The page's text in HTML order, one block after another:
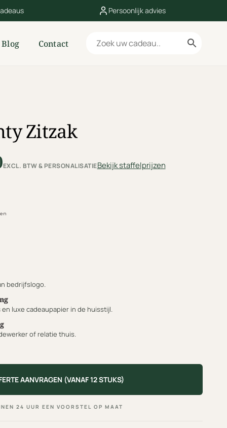
Persoonlijk advies
Blog Contact
Zitzak
EXCL. BTW & PERSONALISATIEBekijk staffelprijzen
bedrijfslogo.
luxe cadeaupapier in de huisstijl.
of relatie thuis.
AANVRAGEN (VANAF 12 STUKS)
24 UUR EEN VOORSTEL OP MAAT